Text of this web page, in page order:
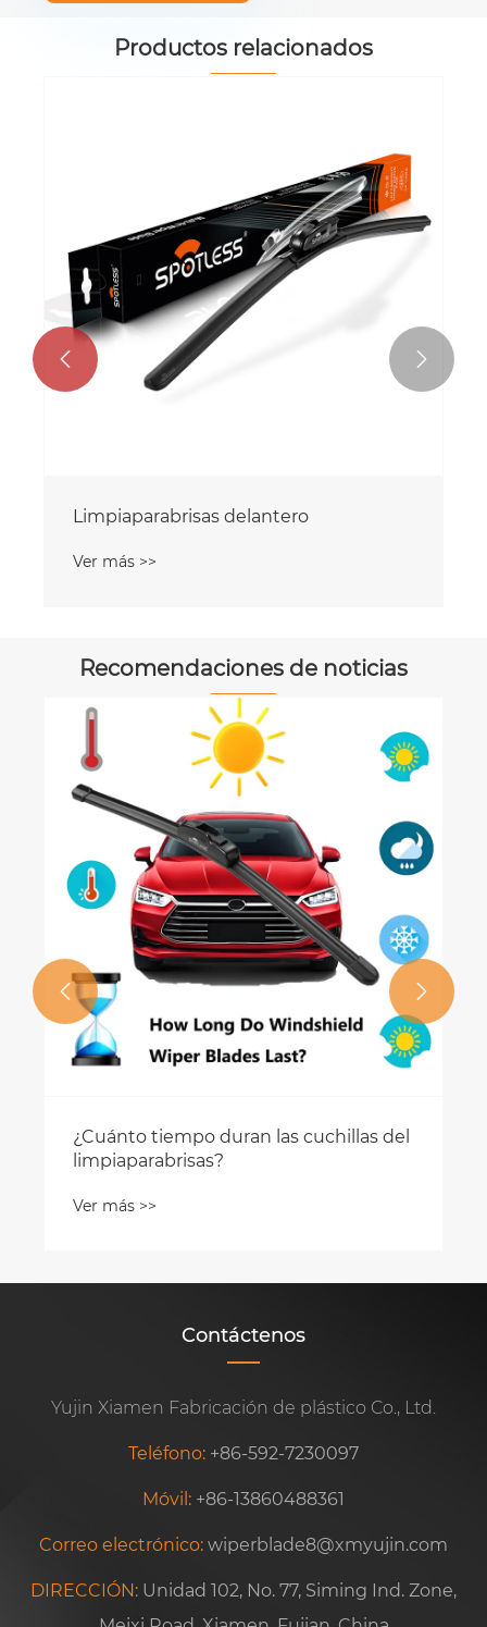
Productos relacionados
Limpiaparabrisas delantero
Ver más >>
 
Recomendaciones de noticias
¿Cuánto tiempo duran las cuchillas del
limpiaparabrisas?
Ver más >>
 
Contáctenos
Yujin Xiamen Fabricación de plástico Co., Ltd.
Teléfono: +86-592-7230097
Móvil: +86-13860488361
Correo electrónico: wiperblade8@xmyujin.com
DIRECCIÓN: Unidad 102, No. 77, Siming Ind. Zone,